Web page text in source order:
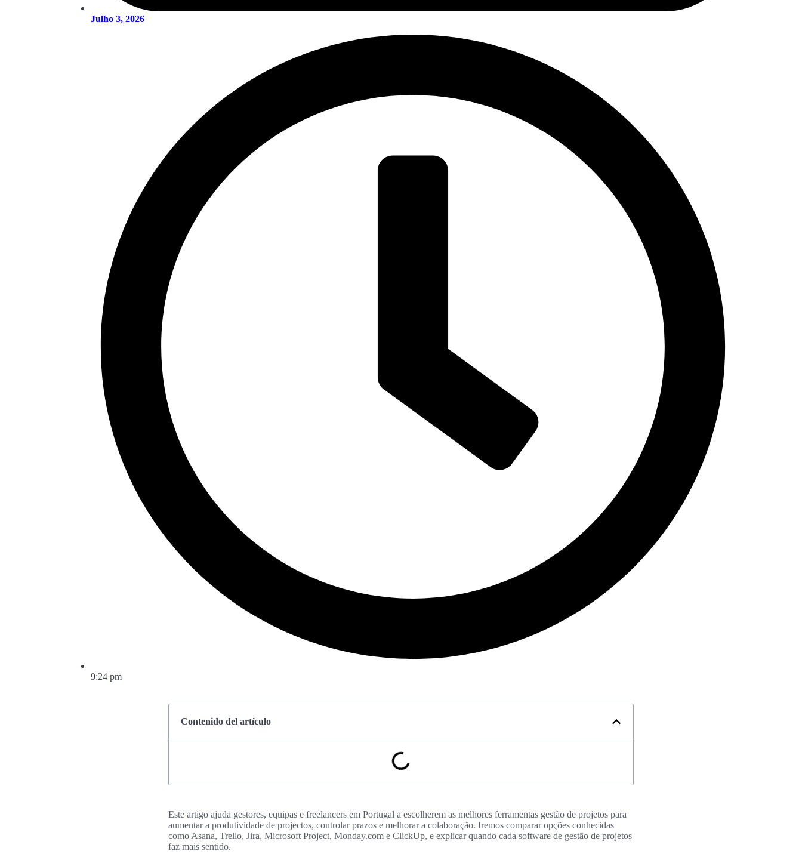
Julho 3, 2026
9:24 pm
Contenido del artículo
Este artigo ajuda gestores, equipas e freelancers em Portugal a escolherem as melhores ferramentas gestão de projetos para
aumentar a produtividade de projectos, controlar prazos e melhorar a colaboração. Iremos comparar opções conhecidas
como Asana, Trello, Jira, Microsoft Project, Monday.com e ClickUp, e explicar quando cada software de gestão de projetos
faz mais sentido.